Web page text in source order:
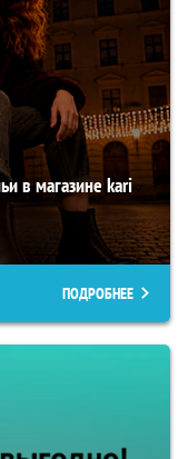
в магазине kari
ПОДРОБНЕЕ